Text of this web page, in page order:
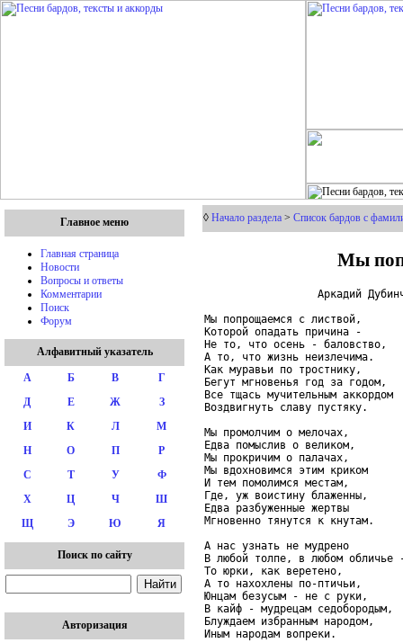
Главное меню
Главная страница
Новости
Вопросы и ответы
Комментарии
Поиск
Форум
Алфавитный указатель
А Б В
Г
Д
Е Ж
З
И
К Л
М
Н
О П
Р
С
Т У
Ф
Х
Ц Ч
Ш
Щ
Э Ю Я
Поиск по сайту
Авторизация
◊ Начало раздела > Список бардов с
Мы
Аркадий
Мы попрощаемся с
Которой опадать
Не то, что осень -
А то, что жизнь
Как муравьи по
Бегут мгновенья год за
Все тщась мучительным
Воздвигнуть славу
Мы промолчим о мелочах,
Едва помыслив о великом,
Мы прокричим о палачах,
Мы вдохновимся этим криком
И тем помолимся местам,
Где, уж воистину блаженны,
Едва разбуженные жертвы
Мгновенно тянутся к кнутам.
А нас узнать не мудрено
В любой толпе, в любом обличье
То юрки, как веретено,
А то нахохлены по-птичьи,
Юнцам безусым - не с руки,
В кайф - мудрецам седобородым,
Блуждаем избранным народом,
Иным народам вопреки.